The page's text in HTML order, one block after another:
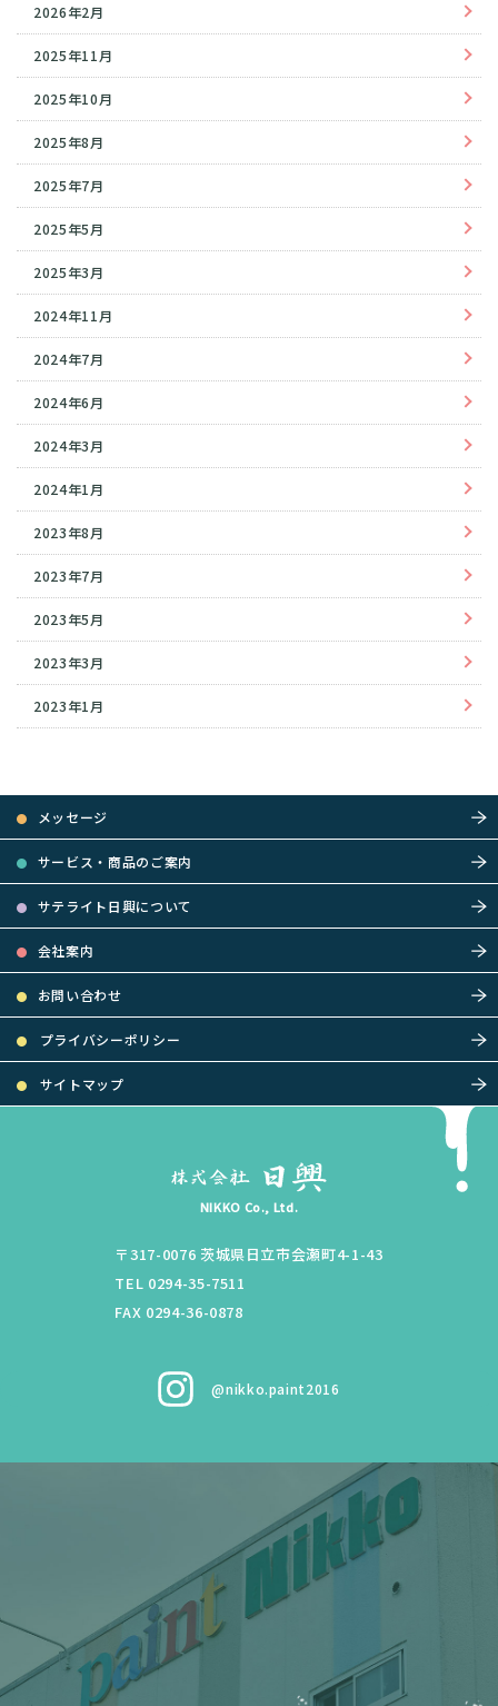
2026年2月
2025年11月
2025年10月
2025年8月
2025年7月
2025年5月
2025年3月
2024年11月
2024年7月
2024年6月
2024年3月
2024年1月
2023年8月
2023年7月
2023年5月
2023年3月
2023年1月
メッセージ
サービス・商品のご案内
サテライト日興について
会社案内
お問い合わせ
プライバシーポリシー
サイトマップ
NIKKO Co., Ltd.
〒317-0076 茨城県日立市会瀬町4-1-43
TEL 0294-35-7511
FAX 0294-36-0878
@nikko.paint2016